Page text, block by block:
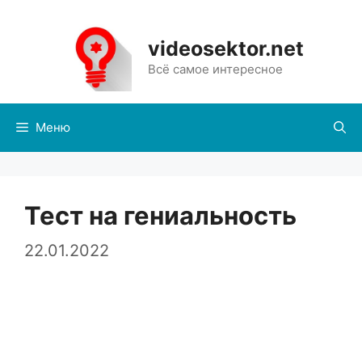
содержимому
videosektor.net
Всё самое интересное
Меню
Тест на гениальность
22.01.2022